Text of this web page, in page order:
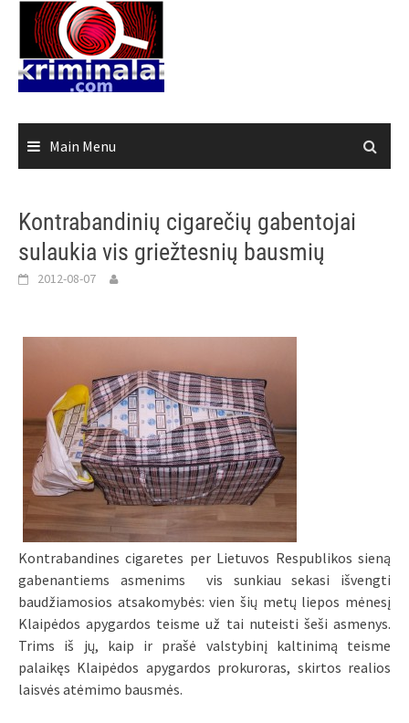
content
Main Menu
Kontrabandinių cigarečių gabentojai
sulaukia vis griežtesnių bausmių
2012-08-07
Kontrabandines cigaretes per Lietuvos Respublikos sieną
gabenantiems asmenims vis sunkiau sekasi išvengti
baudžiamosios atsakomybės: vien šių metų liepos mėnesį
Klaipėdos apygardos teisme už tai nuteisti šeši asmenys.
Trims iš jų, kaip ir prašė valstybinį kaltinimą teisme
palaikęs Klaipėdos apygardos prokuroras, skirtos realios
laisvės atėmimo bausmės.